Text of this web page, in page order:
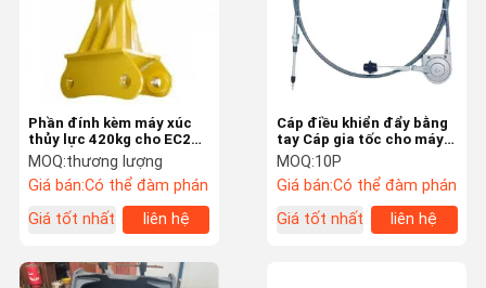
Cáp điều khiển đẩy bằng
tay Cáp gia tốc cho máy
đào
MOQ:10P
Giá bán:Có thể đàm phán
Giá tốt nhất
liên hệ
Phần đính kèm máy xúc
thủy lực 420kg cho EC210
20 tấn vol vo
MOQ:thương lượng
Giá bán:Có thể đàm phán
Giá tốt nhất
liên hệ